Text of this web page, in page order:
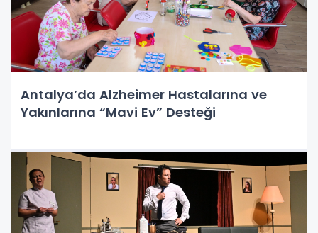
Antalya’da Alzheimer Hastalarına ve
Yakınlarına “Mavi Ev” Desteği